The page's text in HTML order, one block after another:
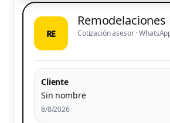
RE
Remodelaciones
Cotización asesor ·
Cliente
Sin nombre
8/8/2026